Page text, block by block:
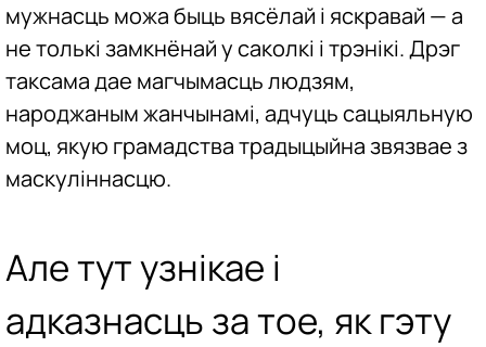
мужнасць можа быць вясёлай і яскравай — а
не толькі замкнёнай у саколкі і трэнікі. Дрэг
таксама дае магчымасць людзям,
народжаным жанчынамі, адчуць сацыяльную
моц, якую грамадства традыцыйна звязвае з
маскуліннасцю.
Але тут узнікае і
адказнасць за тое, як гэту